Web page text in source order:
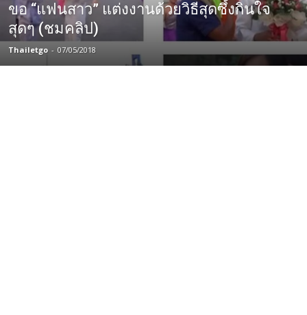
ขอ “แฟนสาว” แต่งงานด้วยวิธีสุดซึ้งกินใจ
สุดๆ (ชมคลิป)
Thailetgo - 07/05/2018